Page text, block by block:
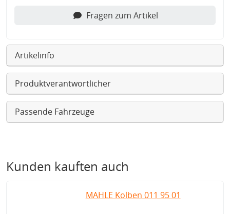
Fragen zum Artikel
Artikelinfo
Produktverantwortlicher
Passende Fahrzeuge
Kunden kauften auch
MAHLE Kolben 011 95 01